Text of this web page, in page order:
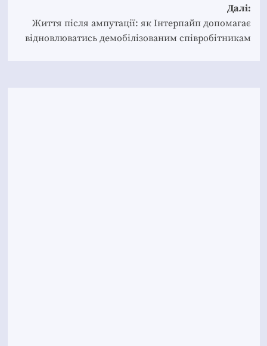
Далі:
Життя після ампутації: як Інтерпайп допомагає
відновлюватись демобілізованим співробітникам